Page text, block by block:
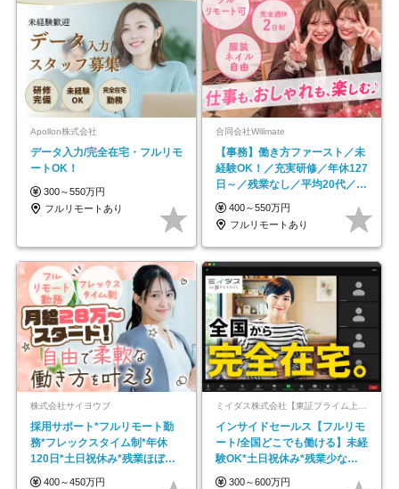
Apollon株式会社
データ入力/完全在宅・フルリモ
ートOK！
300～550万円
フルリモートあり
合同会社Willmate
【事務】働き方ファースト／未
経験OK！／充実研修／年休127
日～／残業なし／平均20代／リ
モートOK
400～550万円
フルリモートあり
株式会社サイヨウブ
採用サポート*フルリモート勤
務*フレックスタイム制*年休
120日*土日祝休み*残業ほぼな
し*育児中社員8割以上
400～450万円
ミイダス株式会社【東証プライム上場パーソルグループ】
インサイドセールス【フルリモ
ート/全国どこでも働ける】未経
験OK*土日祝休み*残業少なめ*
在宅勤務手当あり
300～600万円